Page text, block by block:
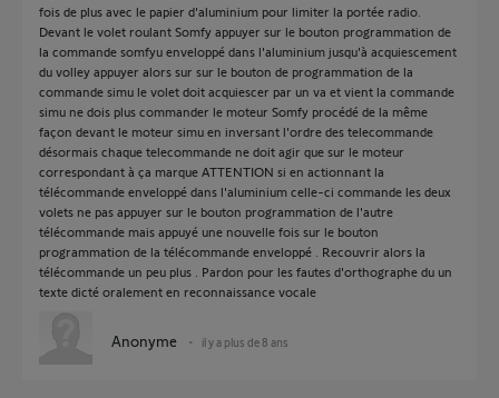
fois de plus avec le papier d'aluminium pour limiter la portée radio.
Devant le volet roulant Somfy appuyer sur le bouton programmation de
la commande somfyu enveloppé dans l'aluminium jusqu'à acquiescement
du volley appuyer alors sur sur le bouton de programmation de la
commande simu le volet doit acquiescer par un va et vient la commande
simu ne dois plus commander le moteur Somfy procédé de la même
façon devant le moteur simu en inversant l'ordre des telecommande
désormais chaque telecommande ne doit agir que sur le moteur
correspondant à ça marque ATTENTION si en actionnant la
télécommande enveloppé dans l'aluminium celle-ci commande les deux
volets ne pas appuyer sur le bouton programmation de l'autre
télécommande mais appuyé une nouvelle fois sur le bouton
programmation de la télécommande enveloppé . Recouvrir alors la
télécommande un peu plus . Pardon pour les fautes d'orthographe du un
texte dicté oralement en reconnaissance vocale
Anonyme il y a plus de 8 ans